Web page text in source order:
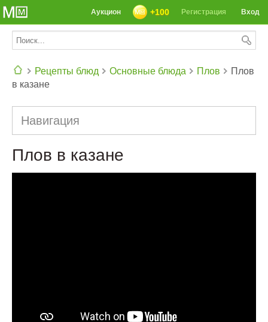
Вход
Регистрация
+100
Аукцион
Рецепты блюд Основные блюда Плов
Плов
в казане
Навигация
Плов в казане